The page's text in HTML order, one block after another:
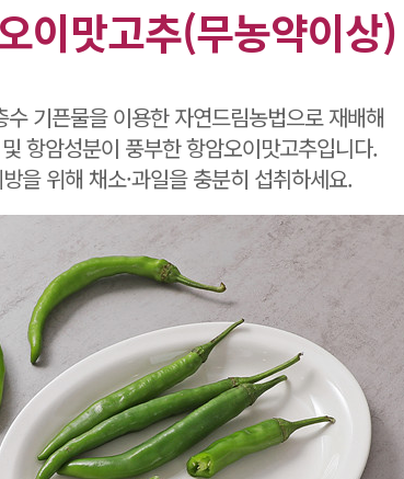
이맛고추(무농약이상)
수 기픈물을 이용한 자연드림농법으로 재배해
항암성분이 풍부한 항암오이맛고추입니다.
을 위해 채소·과일을 충분히 섭취하세요.